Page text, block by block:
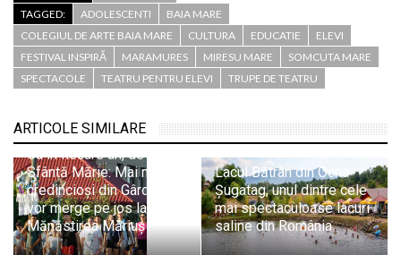
TAGGED:
ADOLESCENTI
BAIA MARE
COLEGIUL DE ARTE BAIA MARE
CULTURA EDUCATIE
ELEVI
FESTIVAL INSPIRĂ
MARAMURES MIRESU MARE
SOMCUTA MARE
SPECTACOLE
TEATRU PENTRU ELEVI TRUPE DE TEATRU
ARTICOLE SIMILARE
Ca în fiecare an, de
Sfântă Mărie: Mai mulți
credincioși din Gârdani
vor merge pe jos la
Mănăstirea Măriuș
Lacul Bătrân din Ocna
Șugatag, unul dintre cele
mai spectaculoase lacuri
saline din România